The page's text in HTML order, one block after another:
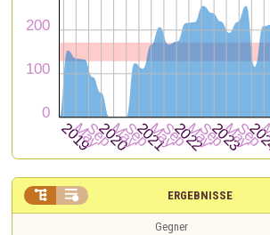
ERGEBNISSE
 
Gegner